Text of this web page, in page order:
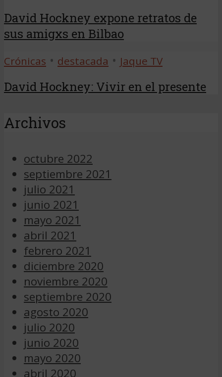
David Hockney expone retratos de
sus amigxs en Bilbao
Crónicas • destacada • Jaque TV
David Hockney: Vivir en el presente
Archivos
octubre 2022
septiembre 2021
julio 2021
junio 2021
mayo 2021
abril 2021
febrero 2021
diciembre 2020
noviembre 2020
septiembre 2020
agosto 2020
julio 2020
junio 2020
mayo 2020
abril 2020